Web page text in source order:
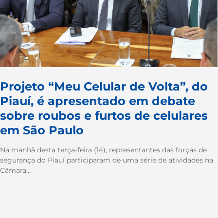
Projeto “Meu Celular de Volta”, do
Piauí, é apresentado em debate
sobre roubos e furtos de celulares
em São Paulo
Na manhã desta terça-feira (14), representantes das forças de
segurança do Piauí participaram de uma série de atividades na
Câmara...